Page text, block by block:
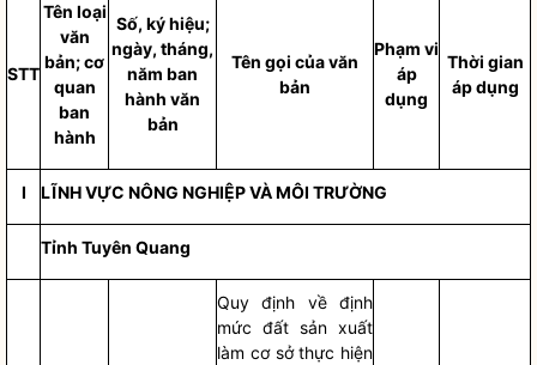
STT
Tên loại
văn
bản; cơ
quan
ban
hành
Số, ký hiệu;
ngày, tháng,
năm ban
hành văn
bản
Tên gọi của văn
bản
Phạm vi
áp
dụng
Thời gian
áp dụng
I LĨNH VỰC NÔNG NGHIỆP VÀ MÔI TRƯỜNG
Tỉnh Tuyên Quang
Quy định về định
mức đất sản xuất
làm cơ sở thực hiện